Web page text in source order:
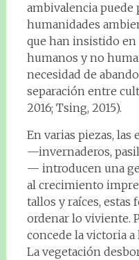
ambivalencia puede
humanidades
que han insistido
humanos y no
necesidad de
separación entre
2016; Tsing, 2015).
En varias piezas,
—invernaderos,
— introducen una
al crecimiento
tallos y raíces,
ordenar lo viviente.
concede la victoria
La vegetación